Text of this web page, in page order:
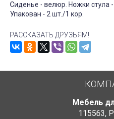
Сиденье - велюр. Ножки стула
Упакован - 2 шт./1 кор.
РАССКАЗАТЬ ДРУЗЬЯМ!
Мебель
115563,